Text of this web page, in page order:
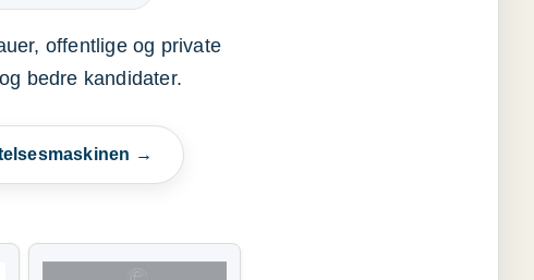
offentlige og private
bedre kandidater.
→